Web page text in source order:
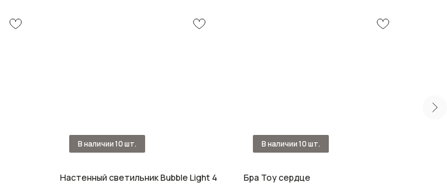
Настенный светильник Bubble Light 4
Бра Toy сердце